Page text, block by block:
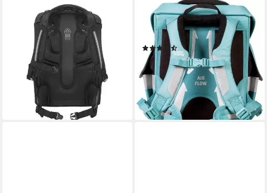
COOCAZOO
Schulranzen MATE,
ergonomisch,
größenverstellbar (1-tlg)
139,99 €
lieferbar - in 2-3 Werktagen bei dir
SCHOOL-MOOD®
Schulranzen Timeless Pro
(Set, 6-tlg)
(8)
ab 206,35 € UVP279,90 €
-26%
lieferbar - in 2-3 Werktagen bei dir
+14